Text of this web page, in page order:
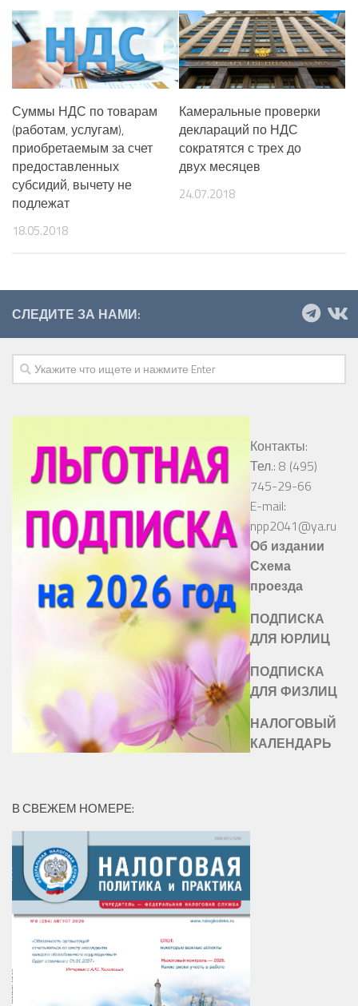
Суммы НДС по товарам
(работам, услугам),
приобретаемым за счет
предоставленных
субсидий, вычету не
подлежат
18.05.2018
Камеральные проверки
деклараций по НДС
сократятся с трех до
двух месяцев
24.07.2018
СЛЕДИТЕ ЗА НАМИ:
Контакты:
Тел.: 8 (495)
745-29-66
E-mail:
npp2041@ya.ru
Об издании
Схема
проезда
ПОДПИСКА
ДЛЯ ЮРЛИЦ
ПОДПИСКА
ДЛЯ ФИЗЛИЦ
НАЛОГОВЫЙ
КАЛЕНДАРЬ
В СВЕЖЕМ НОМЕРЕ: